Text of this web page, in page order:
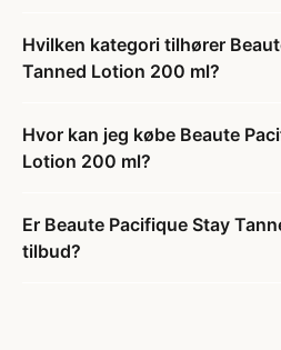
Hvilken kategori tilhører
Tanned Lotion 200 ml?
Hvor kan jeg købe Beaute
Lotion 200 ml?
Er Beaute Pacifique Stay
tilbud?